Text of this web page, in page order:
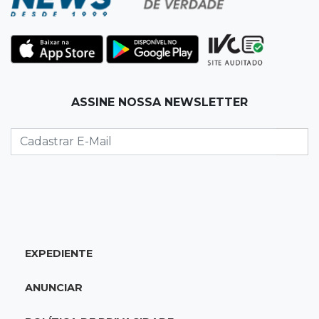
policiais militares
22:42Resumão
Palmeiras e Vasco confirmam vagas nas
Eleitorado aprova teste da urna, mas diz que
colinha será "fundamental"
Escolas municipais lideram notas do Ensino
ASSINE NOSSA NEWSLETTER
EXPEDIENTE
ANUNCIAR